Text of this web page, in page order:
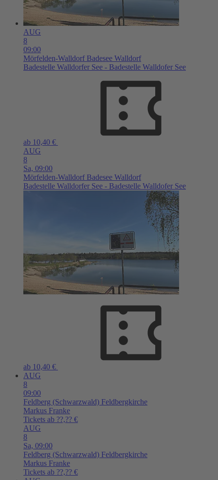
AUG
8
09:00
Mörfelden-Walldorf Badesee Walldorf
Badestelle Walldorfer See - Badestelle Walldofer See
ab 10,40 €
AUG
8
Sa, 09:00
Mörfelden-Walldorf Badesee Walldorf
Badestelle Walldorfer See - Badestelle Walldofer See
ab 10,40 €
AUG
8
09:00
Feldberg (Schwarzwald) Feldbergkirche
Markus Franke
Tickets ab ??,?? €
AUG
8
Sa, 09:00
Feldberg (Schwarzwald) Feldbergkirche
Markus Franke
Tickets ab ??,?? €